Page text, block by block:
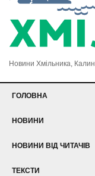
Новини Хмільника,
ГОЛОВНА
НОВИНИ
НОВИНИ ВІД ЧИТАЧІВ
ТЕКСТИ